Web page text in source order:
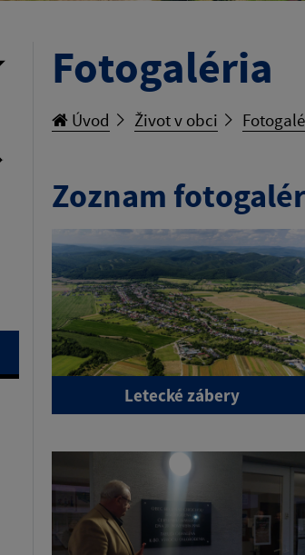
Fotogaléria
Úvod Život v obci
Zoznam
Letecké zábery